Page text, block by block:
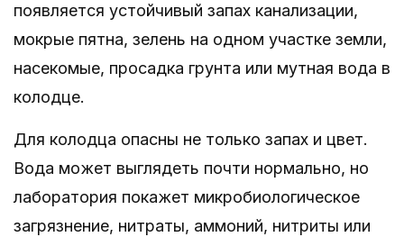
появляется устойчивый запах канализации,
мокрые пятна, зелень на одном участке земли,
насекомые, просадка грунта или мутная вода в
колодце.
Для колодца опасны не только запах и цвет.
Вода может выглядеть почти нормально, но
лаборатория покажет микробиологическое
загрязнение, нитраты, аммоний, нитриты или